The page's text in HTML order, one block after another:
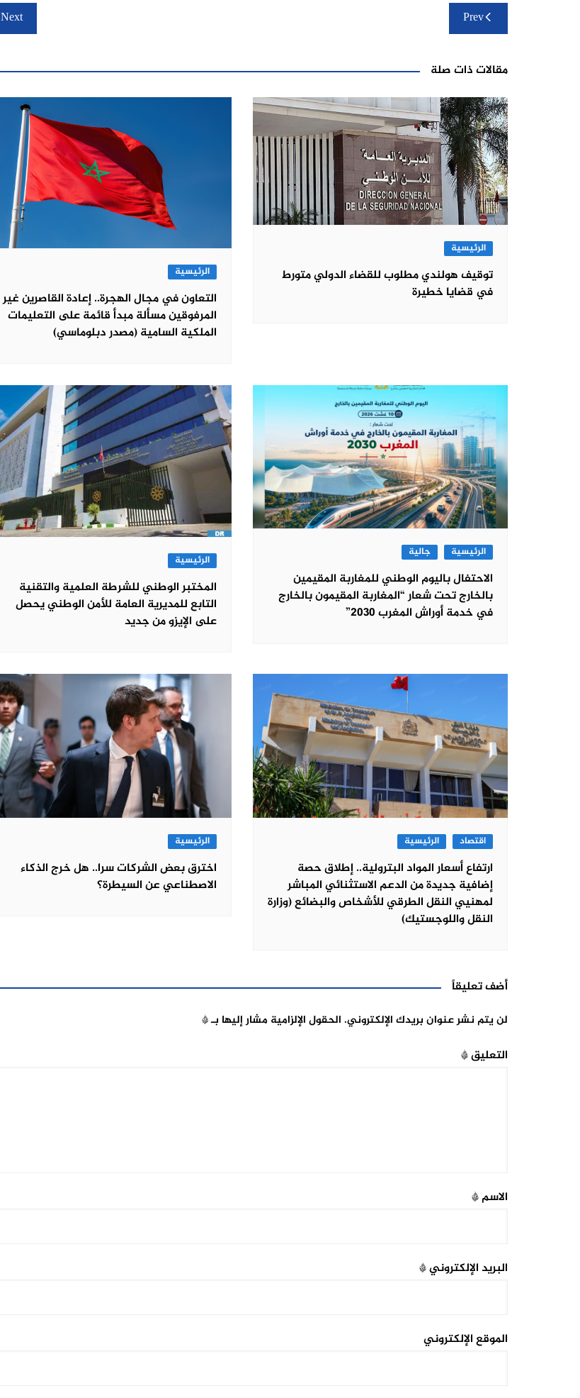
تصفّح
المقالاتPrev
Next
مقالات ذات صلة
الرئيسية
توقيف هولندي مطلوب للقضاء الدولي متورط
في قضايا خطيرة
الرئيسية
التعاون في مجال الهجرة.. إعادة القاصرين غير
المرفوقين مسألة مبدأ قائمة على التعليمات
الملكية السامية (مصدر دبلوماسي)
الرئيسية جالية
الاحتفال باليوم الوطني للمغاربة المقيمين
بالخارج تحت شعار “المغاربة المقيمون بالخارج
في خدمة أوراش المغرب 2030”
الرئيسية
المختبر الوطني للشرطة العلمية والتقنية
التابع للمديرية العامة للأمن الوطني يحصل
على الإيزو من جديد
اقتصاد الرئيسية
ارتفاع أسعار المواد البترولية.. إطلاق حصة
إضافية جديدة من الدعم الاستثنائي المباشر
لمهنيي النقل الطرقي للأشخاص والبضائع (وزارة
النقل واللوجستيك)
الرئيسية
اخترق بعض الشركات سرا.. هل خرج الذكاء
الاصطناعي عن السيطرة؟
أضف تعليقاً
لن يتم نشر عنوان بريدك الإلكتروني. الحقول الإلزامية مشار إليها بـ*
التعليق*
الاسم*
البريد الإلكتروني*
الموقع الإلكتروني